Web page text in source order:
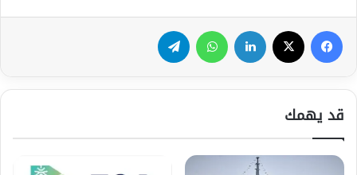
فيسبوك لينكدإن واتساب
قد يهمك